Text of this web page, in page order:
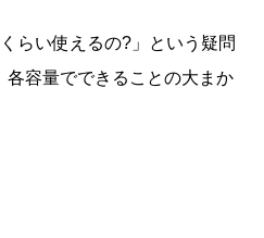
らい使えるの?」という疑問
各容量でできることの大まか